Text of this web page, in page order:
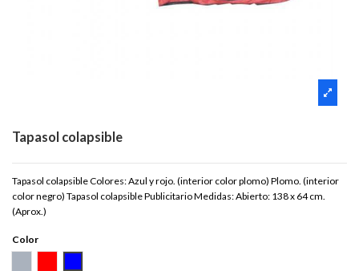
Tapasol colapsible
Tapasol colapsible Colores: Azul y rojo. (interior color plomo) Plomo. (interior
color negro) Tapasol colapsible Publicitario Medidas: Abierto: 138 x 64 cm.
(Aprox.)
Color